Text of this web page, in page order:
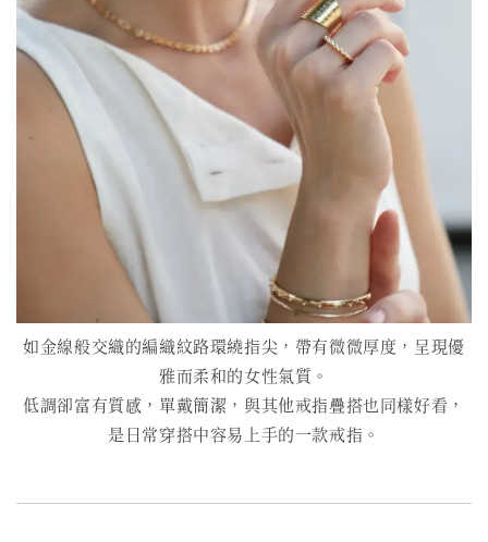
如金線般交織的編織紋路環繞指尖，帶有微微厚度，呈現優
雅而柔和的女性氣質。
低調卻富有質感，單戴簡潔，與其他戒指疊搭也同樣好看，
是日常穿搭中容易上手的一款戒指。